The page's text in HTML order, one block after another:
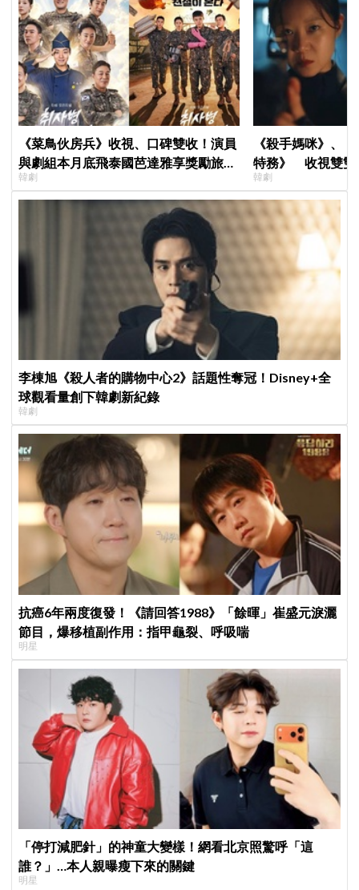
《菜鳥伙房兵》收視、口碑雙收！演員
與劇組本月底飛泰國芭達雅享獎勵旅
行，慶祝亮眼成績
韓劇
《殺手媽咪》、
特務》 收視雙雙
高！
韓劇
李棟旭《殺人者的購物中心2》話題性奪冠！Disney+全
球觀看量創下韓劇新紀錄
韓劇
抗癌6年兩度復發！《請回答1988》「餘暉」崔盛元淚灑
節目，爆移植副作用：指甲龜裂、呼吸喘
明星
「停打減肥針」的神童大變樣！網看北京照驚呼「這
誰？」…本人親曝瘦下來的關鍵
明星